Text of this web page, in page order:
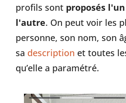
profils sont proposés
l'autre. On peut voir les
personne, son nom, son
sa description et toutes
qu’elle a paramétré.